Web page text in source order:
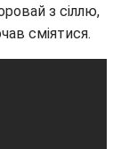
з сіллю,
сміятися.